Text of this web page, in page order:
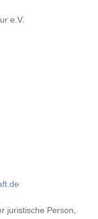
e.V.
juristische Person,